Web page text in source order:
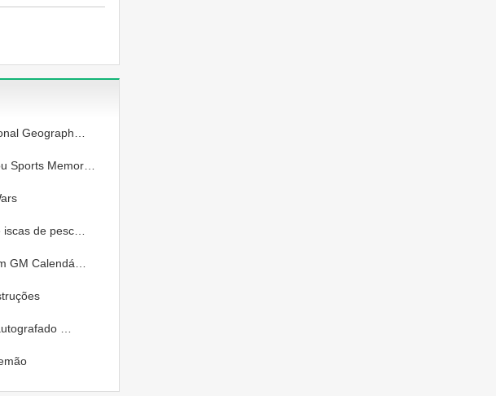
Geograph…
Sports Memor…
de pesc…
GM Calendá…
…